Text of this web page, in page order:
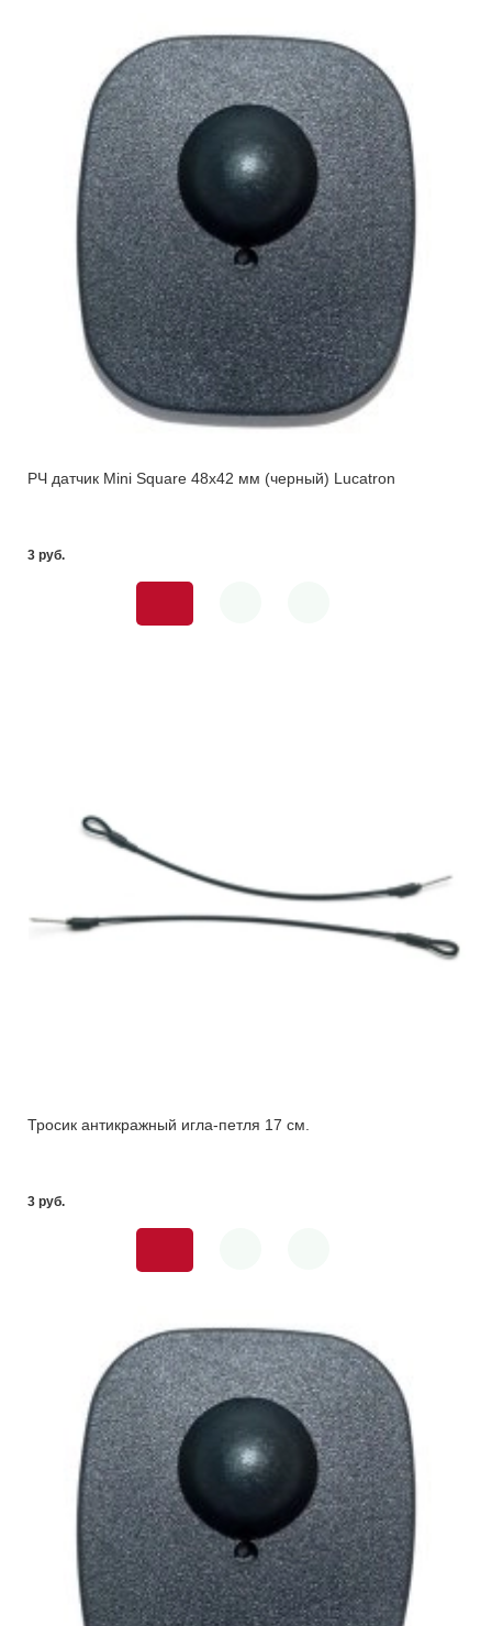
РЧ датчик Mini Square 48x42 мм (черный) Lucatron
3 pуб.
Тросик антикражный игла-петля 17 см.
3 pуб.